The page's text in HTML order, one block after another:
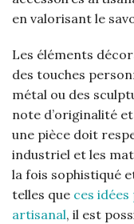
en valorisant le
Les éléments
des touches
métal ou des
note d’originalité
une pièce doit
industriel et les
la fois sophistiqué
telles que ces
artisanal, il est